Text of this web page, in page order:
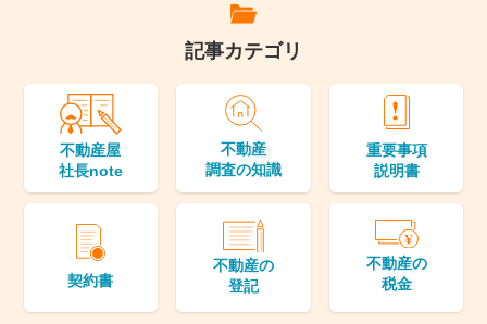
記事カテゴリ
不動産屋
社長note
不動産
調査の知識
重要事項
説明書
契約書
不動産の
登記
不動産の
税金